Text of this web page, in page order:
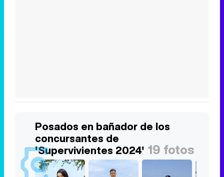
Posados en bañador de los
concursantes de
'Supervivientes 2024' 19 fotos